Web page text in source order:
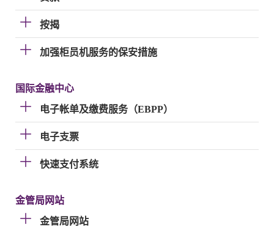
按揭
加强柜员机服务的保安措施
国际金融中心
电子帐单及缴费服务（EBPP）
电子支票
快速支付系统
金管局网站
金管局网站